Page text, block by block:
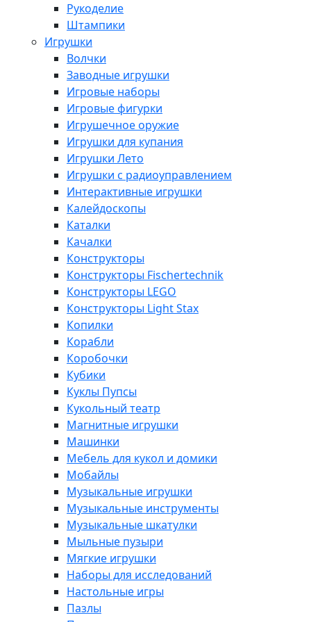
Рукоделие
Штампики
Игрушки
Волчки
Заводные игрушки
Игровые наборы
Игровые фигурки
Игрушечное оружие
Игрушки для купания
Игрушки Лето
Игрушки с радиоуправлением
Интерактивные игрушки
Калейдоскопы
Каталки
Качалки
Конструкторы
Конструкторы Fisсhertechnik
Конструкторы LEGO
Конструкторы Light Stax
Копилки
Корабли
Коробочки
Кубики
Куклы Пупсы
Кукольный театр
Магнитные игрушки
Машинки
Мебель для кукол и домики
Мобайлы
Музыкальные игрушки
Музыкальные инструменты
Музыкальные шкатулки
Мыльные пузыри
Мягкие игрушки
Наборы для исследований
Настольные игры
Пазлы